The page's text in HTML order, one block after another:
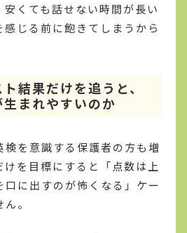
安くても話せない時間が長い
感じる前に飽きてしまうから
結果だけを追うと、
まれやすいのか
を意識する保護者の方も増
けを目標にすると「点数は上
に出すのが怖くなる」ケー
。